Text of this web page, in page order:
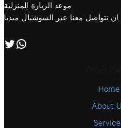
موعد الزيارة المنزلية
تتواصل معنا عبر السوشيال ميديا
تابعنا علي صفحة التويتر اتصل بنا علي طريق الوتساب
Home
About